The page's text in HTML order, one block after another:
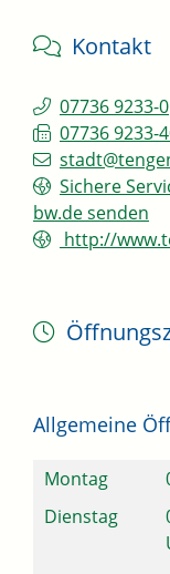
Kontakt
07736 9233-0
07736 9233-
Sichere
bw.de senden
http://
Allgemeine
Montag
Dienstag